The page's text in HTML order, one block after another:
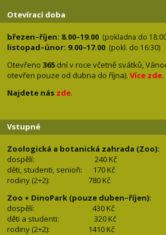
Otevírací doba
březen–říjen: 8.00–19.00 (pokladna do
listopad–únor: 9.00–17.00 (pokl. do 16:30)
Otevřeno 365 dní v roce včetně svátků,
otevřen pouze od dubna do října). Více zde.
Najdete nás zde.
Vstupné
Zoologická a botanická zahrada (Zoo):
dospělí:
240 Kč
děti, studenti, senioři: 170 Kč
rodiny (2+2): 780 Kč
Zoo + DinoPark (pouze duben–říjen):
dospělí: 430 Kč
děti a studenti: 320 Kč
rodiny (2+2): 1410 Kč